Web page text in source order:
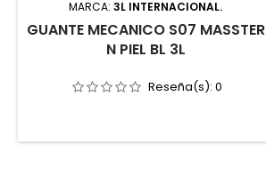
MARCA: 3L INTERNACIONAL.
GUANTE MECANICO S07 MASSTER
N PIEL BL 3L
Reseña(s): 0